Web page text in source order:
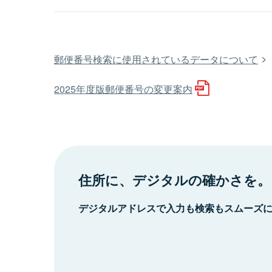
郵便番号検索に使用されているデータについて
2025年度版郵便番号の変更案内
住所に、デジタルの確かさを。
デジタルアドレスで入力も検索もスムーズ